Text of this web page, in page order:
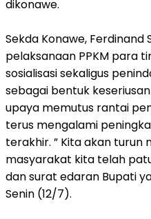
dikonawe.
Sekda Konawe,
pelaksanaan PPKM para
sosialisasi sekaligus
sebagai bentuk
upaya memutus rantai
terus mengalami
terakhir. ” Kita akan turun
masyarakat kita telah
dan surat edaran Bupati
Senin (12/7).